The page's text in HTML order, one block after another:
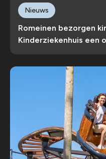
Romeinen bezorgen
Kinderziekenhuis een
Nieuws